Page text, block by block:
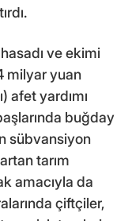
ve ekimi
milyar yuan
afet yardımı
buğday
sübvansiyon
tarım
amacıyla da
çiftçiler,